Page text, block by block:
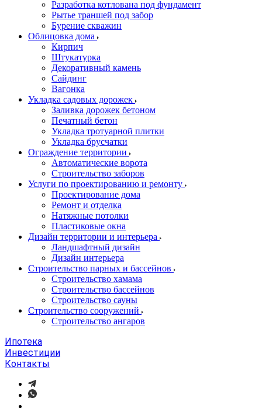
Разработка котлована под фундамент
Рытье траншей под забор
Бурение скважин
Облицовка дома
Кирпич
Штукатурка
Декоративный камень
Сайдинг
Вагонка
Укладка садовых дорожек
Заливка дорожек бетоном
Печатный бетон
Укладка тротуарной плитки
Укладка брусчатки
Ограждение территории
Автоматические ворота
Строительство заборов
Услуги по проектированию и ремонту
Проектирование дома
Ремонт и отделка
Натяжные потолки
Пластиковые окна
Дизайн территории и интерьера
Ландшафтный дизайн
Дизайн интерьера
Строительство парных и бассейнов
Строительство хамама
Строительство бассейнов
Строительство сауны
Строительство сооружений
Строительство ангаров
Ипотека
Инвестиции
Контакты